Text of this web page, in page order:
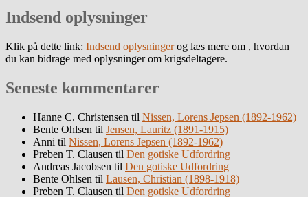
Indsend oplysninger
Klik på dette link: Indsend oplysningerog læs mere om , hvordan
du kan bidrage med oplysninger om krigsdeltagere.
Seneste kommentarer
Hanne C. Christensen til Nissen, Lorens Jepsen (1892-1962)
Bente Ohlsen til Jensen, Lauritz (1891-1915)
Anni til Nissen, Lorens Jepsen (1892-1962)
Preben T. Clausen til Den gotiske Udfordring
Andreas Jacobsen til Den gotiske Udfordring
Bente Ohlsen til Lausen, Christian (1898-1918)
Preben T. Clausen til Den gotiske Udfordring